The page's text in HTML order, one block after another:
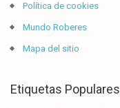
Política de cookies
Mundo Roberes
Mapa del sitio
Etiquetas Populares